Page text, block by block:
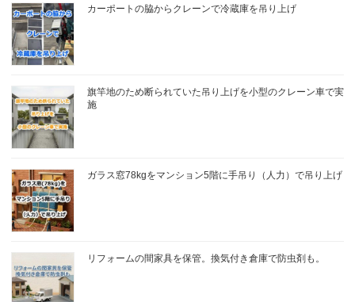
カーポートの脇からクレーンで冷蔵庫を吊り上げ
旗竿地のため断られていた吊り上げを小型のクレーン車で実
施
ガラス窓78kgをマンション5階に手吊り（人力）で吊り上げ
リフォームの間家具を保管。換気付き倉庫で防虫剤も。